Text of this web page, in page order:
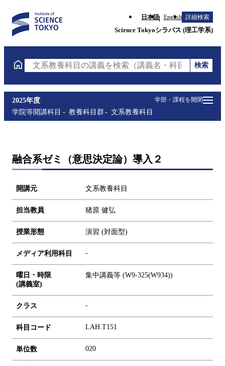
日本語 English 詳細検索
Science Tokyoシラバス (理工学系)
文系教養科目の講義を検索（講義名・科目コード・担
検索
学部・課程を開閉
2025年度
学院等開講科目
教養科目群 文系教養科目
融合系ゼミ（意思決定論）導入２
開講元 文系教養科目
担当教員 猪原 健弘
授業形態 演習 (対面型)
メディア利用科目 -
曜日・時限
(講義室)
集中講義等 (W9-325(W934))
クラス -
科目コード LAH.T151
単位数 020